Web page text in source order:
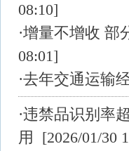
08:10]
·增量不增收 部
08:01]
·去年交通运输
·违禁品识别率
用
[2026/01/30